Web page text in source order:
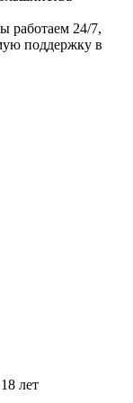
работаем 24/7,
поддержку в
лет